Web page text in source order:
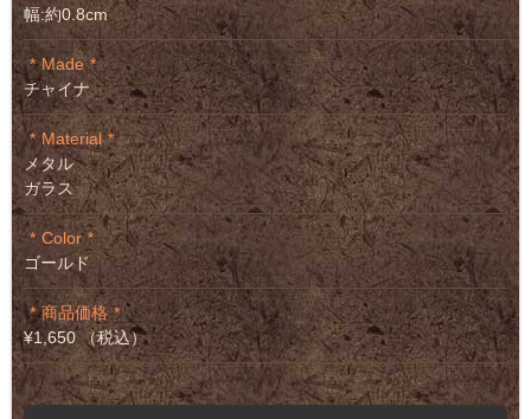
幅:約0.8cm
Made
チャイナ
Material
メタル
ガラス
Color
ゴールド
商品価格
¥1,650 （税込）